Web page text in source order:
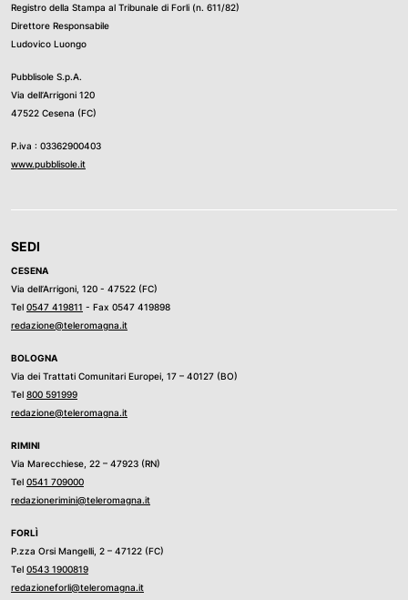
Registro della Stampa al Tribunale di Forli (n. 611/82)
Direttore Responsabile
Ludovico Luongo
Pubblisole S.p.A.
Via dell’Arrigoni 120
47522 Cesena (FC)
P.iva : 03362900403
www.pubblisole.it
SEDI
CESENA
Via dell’Arrigoni, 120 - 47522 (FC)
Tel 0547 419811 - Fax 0547 419898
redazione@teleromagna.it
BOLOGNA
Via dei Trattati Comunitari Europei, 17 – 40127 (BO)
Tel 800 591999
redazione@teleromagna.it
RIMINI
Via Marecchiese, 22 – 47923 (RN)
Tel 0541 709000
redazionerimini@teleromagna.it
FORLÌ
P.zza Orsi Mangelli, 2 – 47122 (FC)
Tel 0543 1900819
redazioneforli@teleromagna.it